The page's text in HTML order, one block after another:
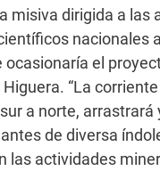
misiva dirigida a las
nacionales
ocasionaría el
“La
a norte, arrastrará
de diversa
las actividades